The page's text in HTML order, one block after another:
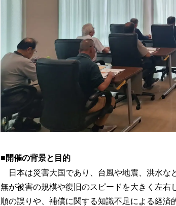
■開催の背景と目的
日本は災害大国であり、台風や地震、洪水な
無が被害の規模や復旧のスピードを大きく左
順の誤りや、補償に関する知識不足による経